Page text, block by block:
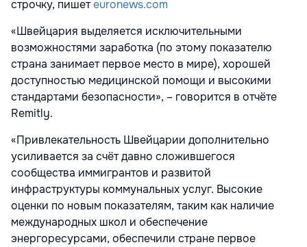
строчку, пишетeuronews.com
«Швейцария выделяется исключительными
возможностями заработка (по этому показателю
страна занимает первое место в мире), хорошей
доступностью медицинской помощи и высокими
стандартами безопасности», – говорится в отчёте
Remitly.
«Привлекательность Швейцарии дополнительно
усиливается за счёт давно сложившегося
сообщества иммигрантов и развитой
инфраструктуры коммунальных услуг. Высокие
оценки по новым показателям, таким как наличие
международных школ и обеспечение
энергоресурсами, обеспечили стране первое